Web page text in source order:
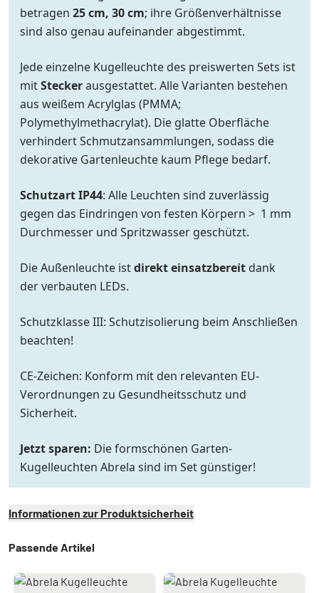
betragen 25 cm, 30 cm; ihre Größenverhältnisse
sind also genau aufeinander abgestimmt.
Jede einzelne Kugelleuchte des preiswerten Sets ist
mitSteckerausgestattet. Alle Varianten bestehen
aus weißem Acrylglas (PMMA;
Polymethylmethacrylat). Die glatte Oberfläche
verhindert Schmutzansammlungen, sodass die
dekorative Gartenleuchte kaum Pflege bedarf.
Schutzart IP44: Alle Leuchten sind zuverlässig
gegen das Eindringen von festen Körpern > 1 mm
Durchmesser und Spritzwasser geschützt.
Die Außenleuchte istdirekt einsatzbereit dank
der verbauten LEDs.
Schutzklasse III: Schutzisolierung beim Anschließen
beachten!
CE-Zeichen: Konform mit den relevanten EU-
Verordnungen zu Gesundheitsschutz und
Sicherheit.
Jetzt sparen: Die formschönen Garten-
Kugelleuchten Abrela sind im Set günstiger!
Informationen zur Produktsicherheit
Passende Artikel